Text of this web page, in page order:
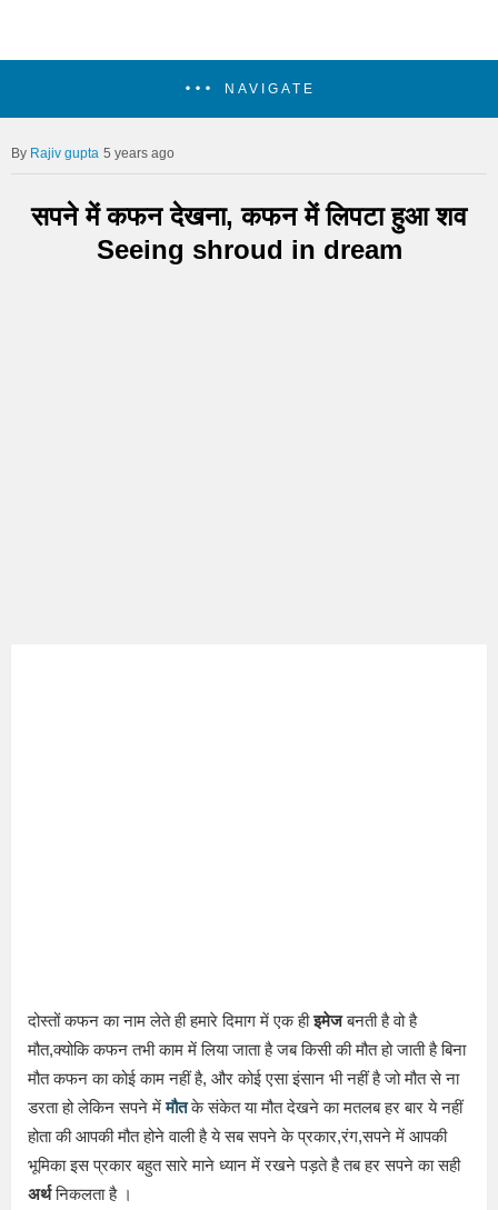
NAVIGATE
Rajiv gupta 5 years ago
सपने में कफन देखना, कफन में लिपटा हुआ शव
Seeing shroud in dream
दोस्तों कफन का नाम लेते ही हमारे दिमाग में एक हीइमेजबनती है वो है
मौत,क्योकि कफन तभी काम में लिया जाता है जब किसी की मौत हो जाती है बिना
मौत कफन का कोई काम नहीं है, और कोई एसा इंसान भी नहीं है जो मौत से ना
डरता हो लेकिन सपने मेंमौतके संकेत या मौत देखने का मतलब हर बार ये नहीं
होता की आपकी मौत होने वाली है ये सब सपने के प्रकार,रंग,सपने में आपकी
भूमिका इस प्रकार बहुत सारे माने ध्यान में रखने पड़ते है तब हर सपने का सही
अर्थनिकलता है ।